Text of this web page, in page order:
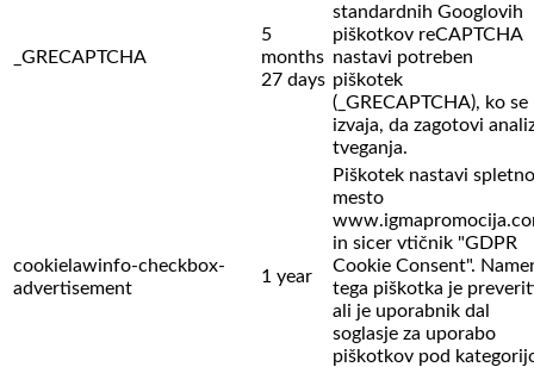
_GRECAPTCHA
5
months
27 days
standardnih Googlovih
piškotkov reCAPTCHA
nastavi potreben
piškotek
(_GRECAPTCHA), ko se
izvaja, da zagotovi
tveganja.
cookielawinfo-checkbox-
advertisement
1 year
Piškotek nastavi spletno
mesto
in sicer vtičnik "GDPR
Cookie Consent".
tega piškotka je
ali je uporabnik dal
soglasje za uporabo
piškotkov pod